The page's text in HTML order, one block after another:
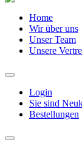
Home
Wir über uns
Unser Team
Unsere
Login
Sie sind
Bestellungen